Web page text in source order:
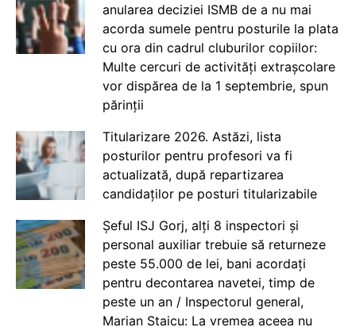
anularea deciziei ISMB de a nu mai
acorda sumele pentru posturile la plata
cu ora din cadrul cluburilor copiilor:
Multe cercuri de activități extrașcolare
vor dispărea de la 1 septembrie, spun
părinții
Titularizare 2026. Astăzi, lista
posturilor pentru profesori va fi
actualizată, după repartizarea
candidaților pe posturi titularizabile
Șeful ISJ Gorj, alți 8 inspectori și
personal auxiliar trebuie să returneze
peste 55.000 de lei, bani acordați
pentru decontarea navetei, timp de
peste un an / Inspectorul general,
Marian Staicu: La vremea aceea nu